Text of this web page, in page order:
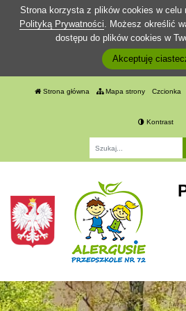
Strona korzysta z plików cookies w celu
Polityką Prywatności. Możesz określić
dostępu do plików cookies w
Akceptuję
Strona główna Mapa strony Czcionka
Kontrast